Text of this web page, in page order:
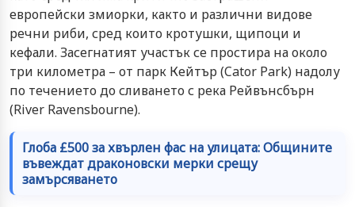
европейски змиорки, както и различни видове
речни риби, сред които кротушки, щипоци и
кефали. Засегнатият участък се простира на около
три километра – от парк Кейтър (Cator Park) надолу
по течението до сливането с река Рейвънсбърн
(River Ravensbourne).
Глоба £500 за хвърлен фас на улицата: Общините
въвеждат драконовски мерки срещу
замърсяването